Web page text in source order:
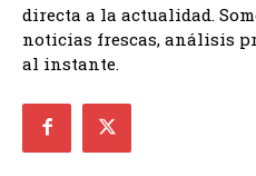
directa a la actualidad.
noticias frescas, análisis
al instante.